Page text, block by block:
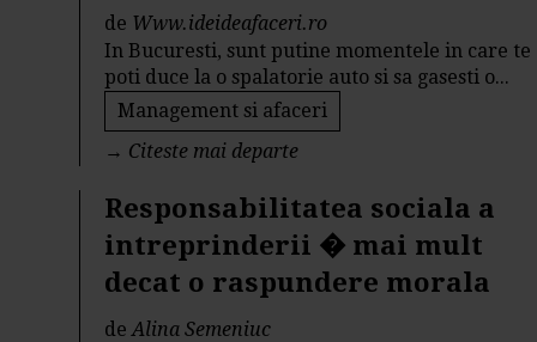
de Www.ideideafaceri.ro
In Bucuresti, sunt putine momentele in care te
poti duce la o spalatorie auto si sa gasesti o...
Management si afaceri
→ Citeste mai departe
Responsabilitatea sociala a
intreprinderii � mai mult
decat o raspundere morala
deAlina Semeniuc